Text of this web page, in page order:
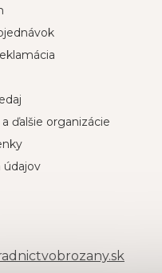
ďalšie organizácie
údajov